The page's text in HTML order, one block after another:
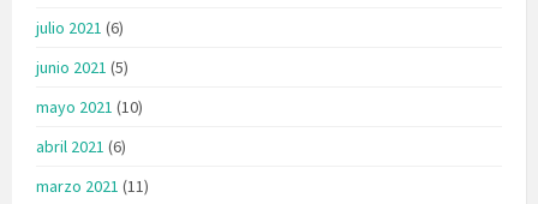
julio 2021 (6)
junio 2021 (5)
mayo 2021 (10)
abril 2021 (6)
marzo 2021 (11)